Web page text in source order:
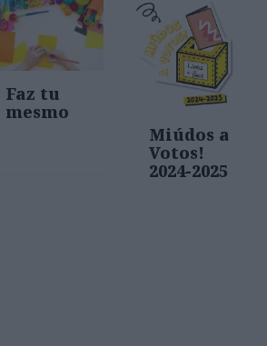
Faz tu
mesmo
Miúdos a
Votos!
2024-2025